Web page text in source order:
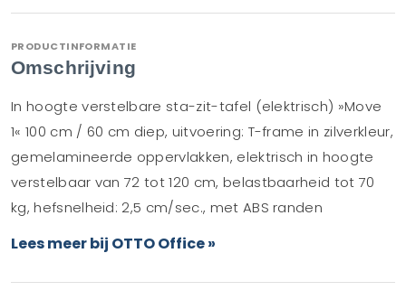
PRODUCTINFORMATIE
Omschrijving
In hoogte verstelbare sta-zit-tafel (elektrisch) »Move
1« 100 cm / 60 cm diep, uitvoering: T-frame in zilverkleur,
gemelamineerde oppervlakken, elektrisch in hoogte
verstelbaar van 72 tot 120 cm, belastbaarheid tot 70
kg, hefsnelheid: 2,5 cm/sec., met ABS randen
Lees meer bij OTTO Office »